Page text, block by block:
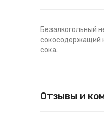
Безалкогольный
сокосодержащий
сока.
Отзывы и